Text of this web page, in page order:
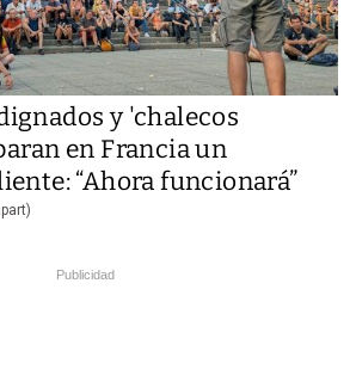
y 'chalecos
en Francia un
“Ahora funcionará”
Publicidad